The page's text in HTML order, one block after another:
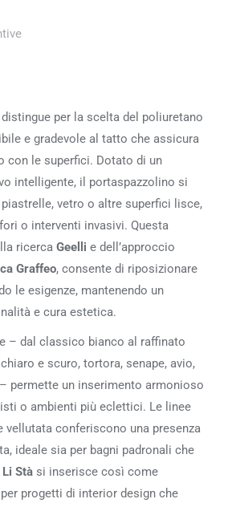
per la scelta del poliuretano
e gradevole al tatto che assicura
con le superfici. Dotato di un
intelligente, il portaspazzolino si
vetro o altre superfici lisce,
o interventi invasivi. Questa
ricerca Geelli e dell’approccio
Graffeo, consente di riposizionare
le esigenze, mantenendo un
e cura estetica.
– dal classico bianco al raffinato
e scuro, tortora, senape, avio,
permette un inserimento armonioso
o ambienti più eclettici. Le linee
vellutata conferiscono una presenza
ideale sia per bagni padronali che
Li Stà si inserisce così come
progetti di interior design che